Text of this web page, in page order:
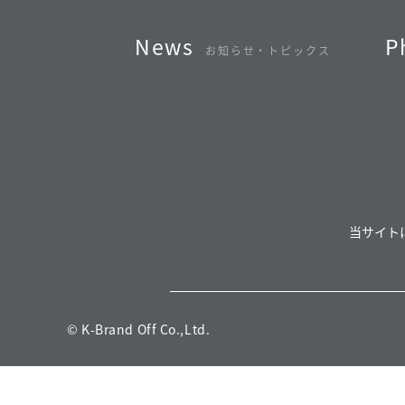
News お知らせ・トピックス
当サイト
© K-Brand Off Co.,Ltd.